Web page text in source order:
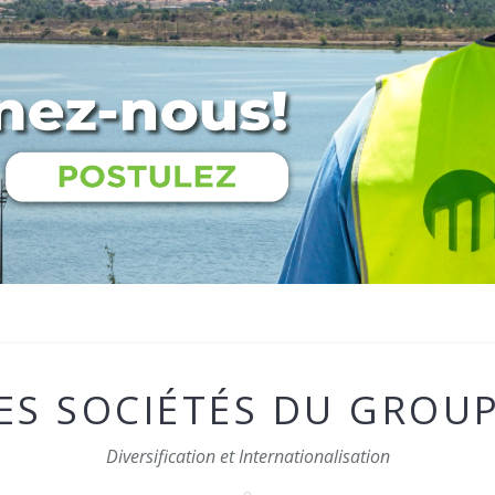
SOCIÉTÉS DU
Diversification et Internationalisation